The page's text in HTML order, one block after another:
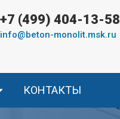
+7 (499) 404-13-58
info@beton-monolit.msk.ru
КОНТАКТЫ